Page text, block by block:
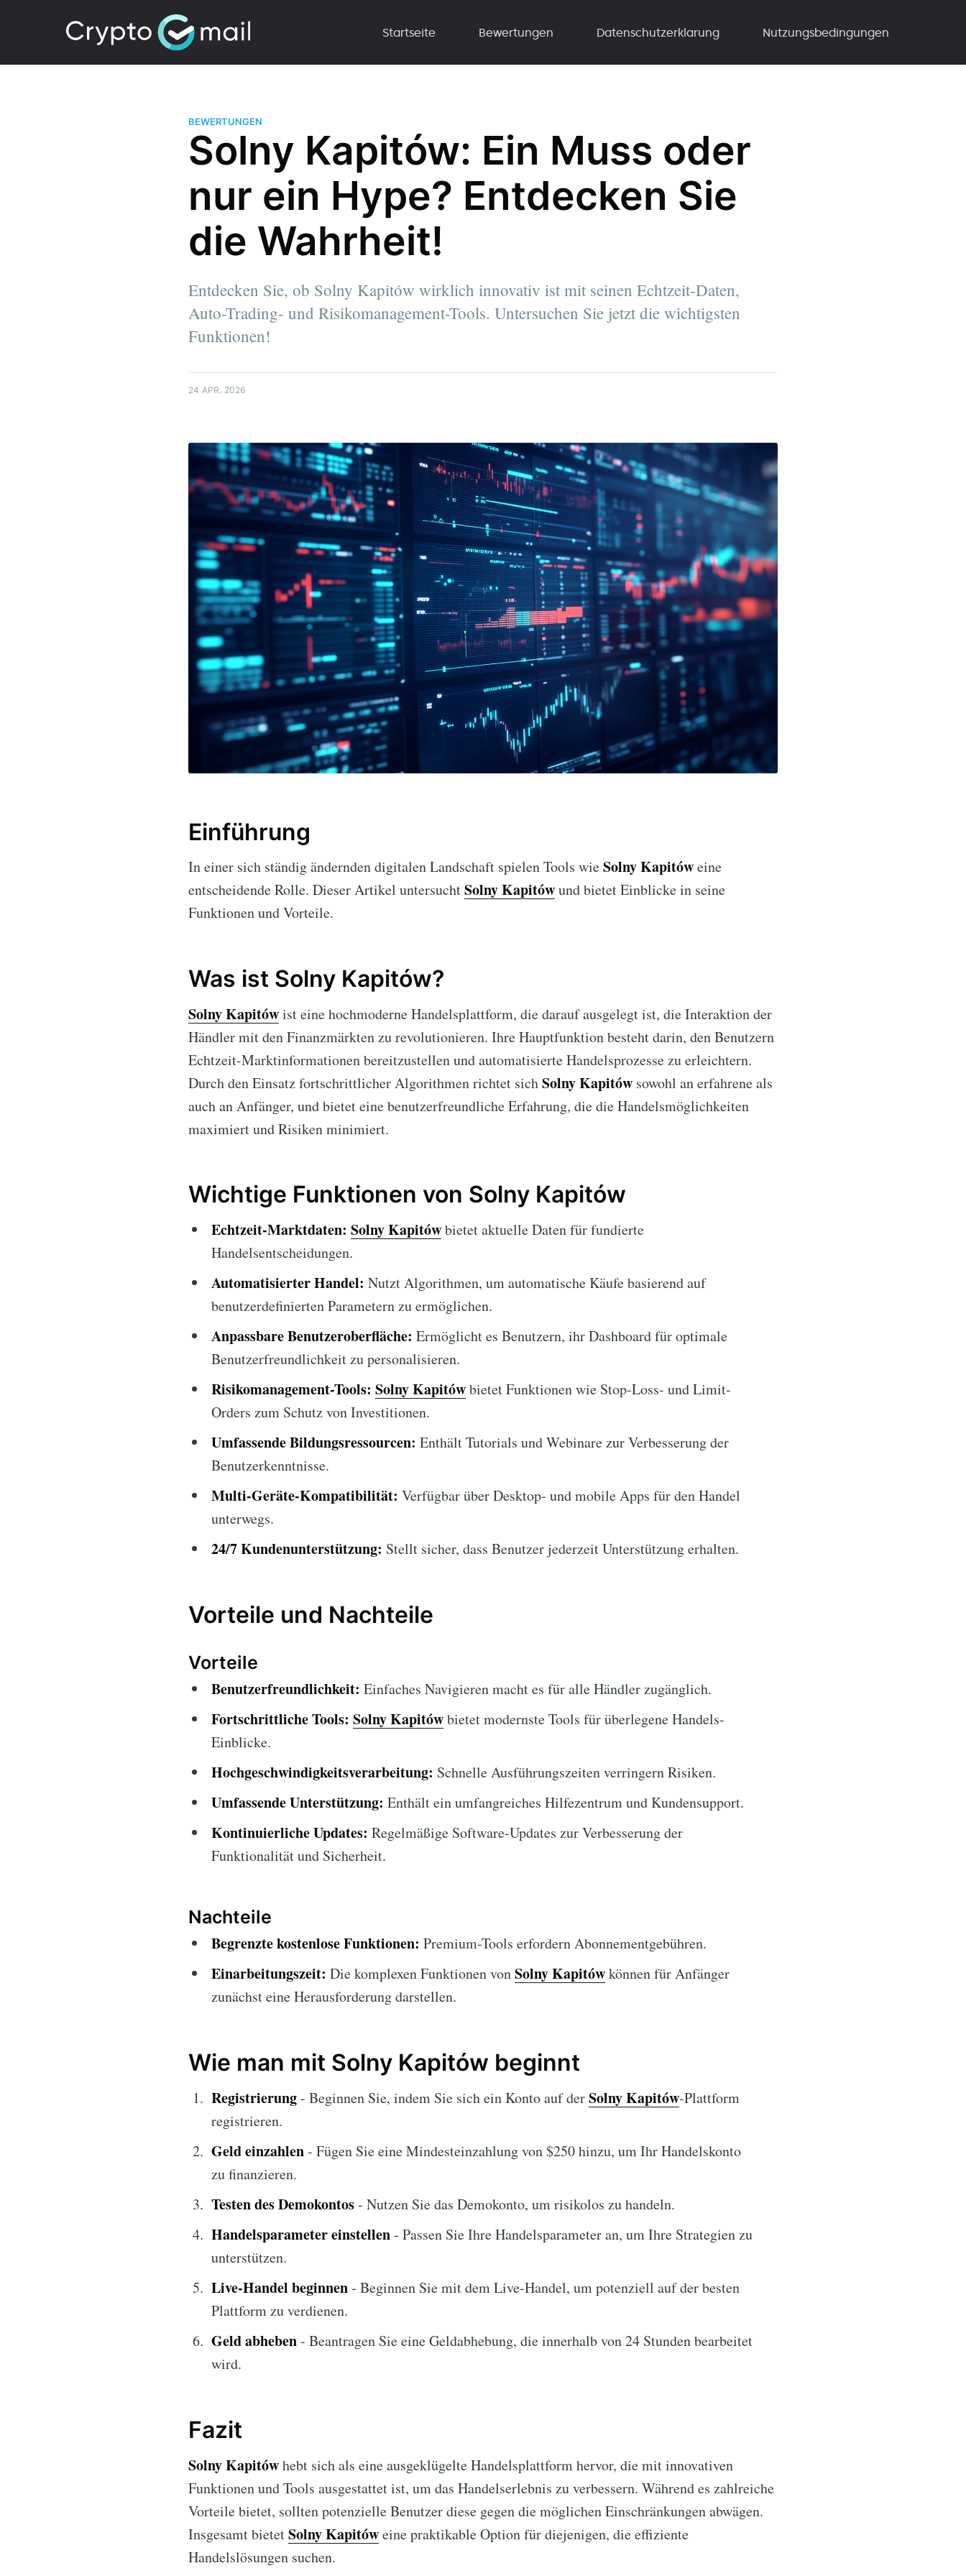
Startseite Bewertungen Datenschutzerklarung Nutzungsbedingungen
BEWERTUNGEN
Solny Kapitów: Ein Muss oder
nur ein Hype? Entdecken Sie
die Wahrheit!
Entdecken Sie, ob Solny Kapitów wirklich innovativ ist mit seinen Echtzeit-Daten,
Auto-Trading- und Risikomanagement-Tools. Untersuchen Sie jetzt die wichtigsten
Funktionen!
24 APR. 2026
Einführung
In einer sich ständig ändernden digitalen Landschaft spielen Tools wieSolny Kapitóweine
entscheidende Rolle. Dieser Artikel untersuchtSolny Kapitówund bietet Einblicke in seine
Funktionen und Vorteile.
Was ist Solny Kapitów?
Solny Kapitówist eine hochmoderne Handelsplattform, die darauf ausgelegt ist, die Interaktion der
Händler mit den Finanzmärkten zu revolutionieren. Ihre Hauptfunktion besteht darin, den Benutzern
Echtzeit-Marktinformationen bereitzustellen und automatisierte Handelsprozesse zu erleichtern.
Durch den Einsatz fortschrittlicher Algorithmen richtet sichSolny Kapitów sowohl an erfahrene als
auch an Anfänger, und bietet eine benutzerfreundliche Erfahrung, die die Handelsmöglichkeiten
maximiert und Risiken minimiert.
Wichtige Funktionen von Solny Kapitów
Echtzeit-Marktdaten: Solny Kapitówbietet aktuelle Daten für fundierte
Handelsentscheidungen.
Automatisierter Handel: Nutzt Algorithmen, um automatische Käufe basierend auf
benutzerdefinierten Parametern zu ermöglichen.
Anpassbare Benutzeroberfläche: Ermöglicht es Benutzern, ihr Dashboard für optimale
Benutzerfreundlichkeit zu personalisieren.
Risikomanagement-Tools: Solny Kapitówbietet Funktionen wie Stop-Loss- und Limit-
Orders zum Schutz von Investitionen.
Umfassende Bildungsressourcen: Enthält Tutorials und Webinare zur Verbesserung der
Benutzerkenntnisse.
Multi-Geräte-Kompatibilität: Verfügbar über Desktop- und mobile Apps für den Handel
unterwegs.
24/7 Kundenunterstützung: Stellt sicher, dass Benutzer jederzeit Unterstützung erhalten.
Vorteile und Nachteile
Vorteile
Benutzerfreundlichkeit: Einfaches Navigieren macht es für alle Händler zugänglich.
Fortschrittliche Tools: Solny Kapitówbietet modernste Tools für überlegene Handels-
Einblicke.
Hochgeschwindigkeitsverarbeitung: Schnelle Ausführungszeiten verringern Risiken.
Umfassende Unterstützung: Enthält ein umfangreiches Hilfezentrum und Kundensupport.
Kontinuierliche Updates: Regelmäßige Software-Updates zur Verbesserung der
Funktionalität und Sicherheit.
Nachteile
Begrenzte kostenlose Funktionen: Premium-Tools erfordern Abonnementgebühren.
Einarbeitungszeit: Die komplexen Funktionen vonSolny Kapitówkönnen für Anfänger
zunächst eine Herausforderung darstellen.
Wie man mit Solny Kapitów beginnt
Registrierung- Beginnen Sie, indem Sie sich ein Konto auf derSolny Kapitów-Plattform
registrieren.
Geld einzahlen- Fügen Sie eine Mindesteinzahlung von $250 hinzu, um Ihr Handelskonto
zu finanzieren.
Testen des Demokontos- Nutzen Sie das Demokonto, um risikolos zu handeln.
Handelsparameter einstellen- Passen Sie Ihre Handelsparameter an, um Ihre Strategien zu
unterstützen.
Live-Handel beginnen- Beginnen Sie mit dem Live-Handel, um potenziell auf der besten
Plattform zu verdienen.
Geld abheben- Beantragen Sie eine Geldabhebung, die innerhalb von 24 Stunden bearbeitet
wird.
Fazit
Solny Kapitówhebt sich als eine ausgeklügelte Handelsplattform hervor, die mit innovativen
Funktionen und Tools ausgestattet ist, um das Handelserlebnis zu verbessern. Während es zahlreiche
Vorteile bietet, sollten potenzielle Benutzer diese gegen die möglichen Einschränkungen abwägen.
Insgesamt bietetSolny Kapitóweine praktikable Option für diejenigen, die effiziente
Handelslösungen suchen.